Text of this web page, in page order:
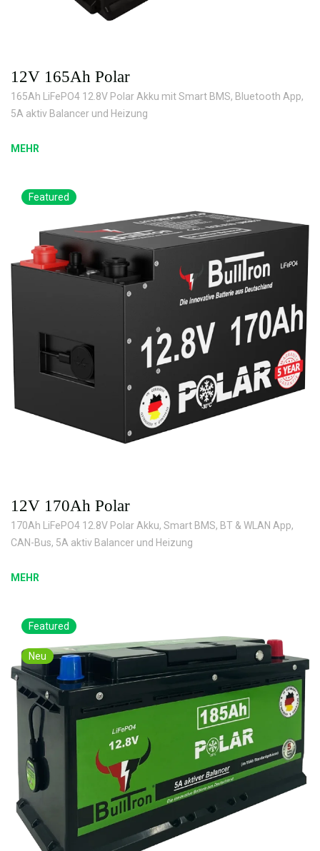
12V 165Ah Polar
165Ah LiFePO4 12.8V Polar Akku mit Smart BMS, Bluetooth App,
5A aktiv Balancer und Heizung
MEHR
Featured
12V 170Ah Polar
170Ah LiFePO4 12.8V Polar Akku, Smart BMS, BT & WLAN App,
CAN-Bus, 5A aktiv Balancer und Heizung
MEHR
Featured
Neu